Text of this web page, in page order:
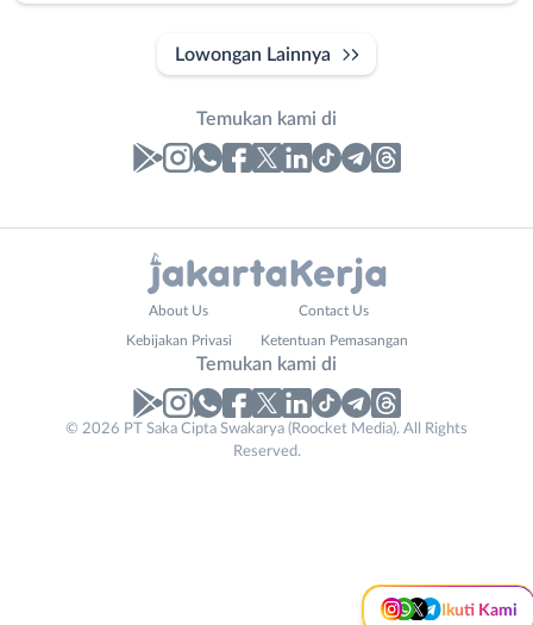
Lowongan Lainnya
Temukan kami di
No. Telp /
Ikuti Kami
Instagram
About Us Contact Us
Kebijakan Privasi Ketentuan Pemasangan
Temukan kami di
© 2026 PT Saka Cipta Swakarya (Roocket Media). All Rights
Reserved.